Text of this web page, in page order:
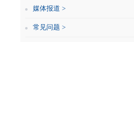
媒体报道 >
常见问题 >